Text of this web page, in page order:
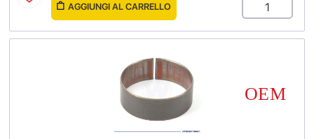
AGGIUNGI AL CARRELLO